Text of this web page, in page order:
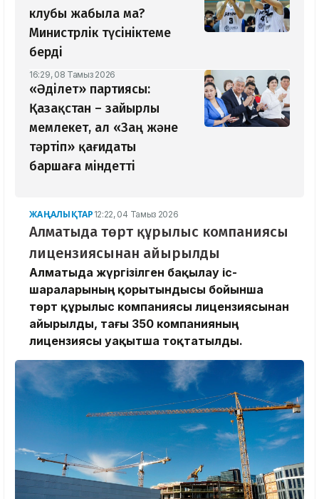
клубы жабыла ма?
Министрлік түсініктеме
берді
16:29, 08 Тамыз 2026
«Әділет» партиясы:
Қазақстан – зайырлы
мемлекет, ал «Заң және
тәртіп» қағидаты
баршаға міндетті
ЖАҢАЛЫҚТАР 12:22, 04 Тамыз 2026
Алматыда төрт құрылыс компаниясы
лицензиясынан айырылды
Алматыда жүргізілген бақылау іс-
шараларының қорытындысы бойынша
төрт құрылыс компаниясы лицензиясынан
айырылды, тағы 350 компанияның
лицензиясы уақытша тоқтатылды.